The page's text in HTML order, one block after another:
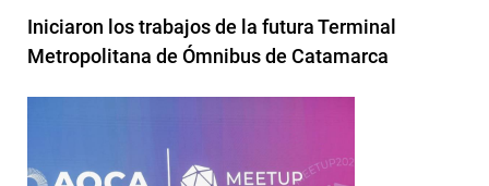
Iniciaron los trabajos de la futura Terminal
Metropolitana de Ómnibus de Catamarca